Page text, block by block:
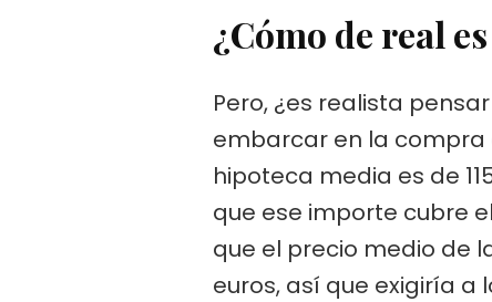
¿Cómo de real
Pero, ¿es realista
embarcar en la compra
hipoteca media es de
que ese importe cubre
que el precio medio de
euros, así que exigiría a